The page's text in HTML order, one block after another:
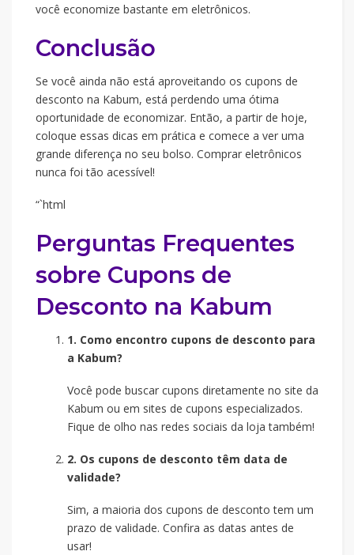
você economize bastante em eletrônicos.
Conclusão
Se você ainda não está aproveitando os cupons de
desconto na Kabum, está perdendo uma ótima
oportunidade de economizar. Então, a partir de hoje,
coloque essas dicas em prática e comece a ver uma
grande diferença no seu bolso. Comprar eletrônicos
nunca foi tão acessível!
“`html
Perguntas Frequentes
sobre Cupons de
Desconto na Kabum
1. Como encontro cupons de desconto para
a Kabum?
Você pode buscar cupons diretamente no site da
Kabum ou em sites de cupons especializados.
Fique de olho nas redes sociais da loja também!
2. Os cupons de desconto têm data de
validade?
Sim, a maioria dos cupons de desconto tem um
prazo de validade. Confira as datas antes de
usar!